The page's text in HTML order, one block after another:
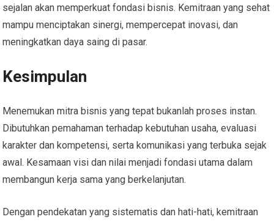
sejalan akan memperkuat fondasi bisnis. Kemitraan yang sehat
mampu menciptakan sinergi, mempercepat inovasi, dan
meningkatkan daya saing di pasar.
Kesimpulan
Menemukan mitra bisnis yang tepat bukanlah proses instan.
Dibutuhkan pemahaman terhadap kebutuhan usaha, evaluasi
karakter dan kompetensi, serta komunikasi yang terbuka sejak
awal. Kesamaan visi dan nilai menjadi fondasi utama dalam
membangun kerja sama yang berkelanjutan.
Dengan pendekatan yang sistematis dan hati-hati, kemitraan